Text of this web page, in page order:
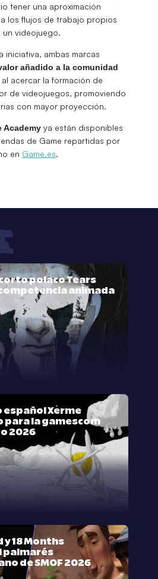
tener una aproximación
los flujos de trabajo propios
videojuego.
iniciativa, ambas marcas
añadido a la comunidad
al acercar la formación de
de videojuegos, promoviendo
con mayor proyección.
Academy ya están disponibles
de Game repartidas por
en Game.es.
corto polaco Tears
animada
español Xerme
para la gamescom
2026
y 18 Months
palmarés
de SMOF 2026